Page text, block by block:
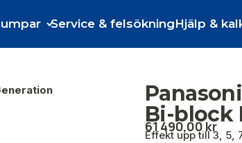
Service & felsökningHjälp &
Bi-block
61 490,00kr
Effekt upp till 3, 5,